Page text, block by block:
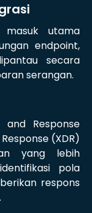
utama
endpoint,
secara
serangan.
and Response
(XDR)
yang lebih
pola
respons